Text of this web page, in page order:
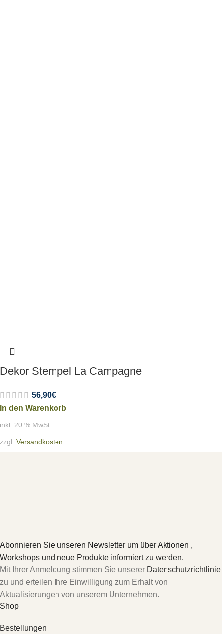
Dekor Stempel La Campagne
56,90€
In den Warenkorb
inkl. 20 % MwSt.
zzgl. Versandkosten
Abonnieren Sie unseren Newsletter um über Aktionen ,
Workshops und neue Produkte informiert zu werden.
Mit Ihrer Anmeldung stimmen Sie unserer Datenschutzrichtlinie
zu und erteilen Ihre Einwilligung zum Erhalt von
Aktualisierungen von unserem Unternehmen.
Shop
Bestellungen